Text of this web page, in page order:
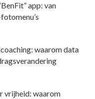
app: van
waarom data
vrijheid: waarom